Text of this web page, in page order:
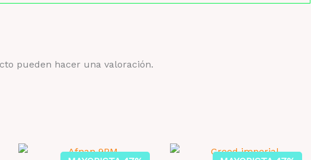
pueden hacer una valoración.